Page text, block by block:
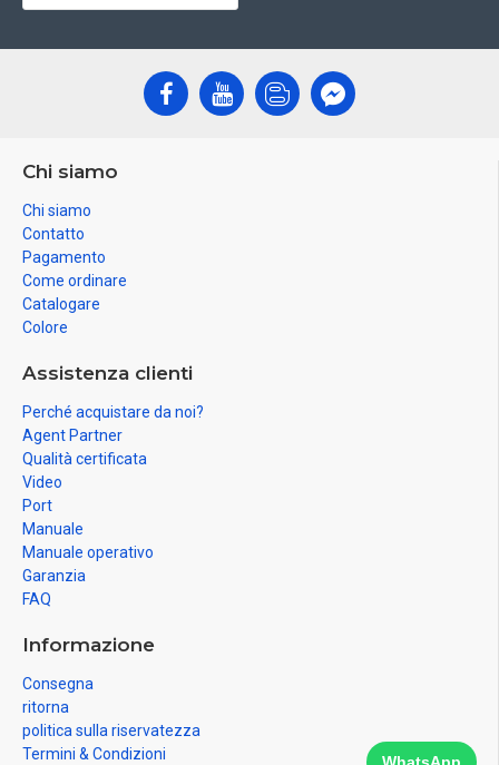
Chi siamo
Chi siamo
Contatto
Pagamento
Come ordinare
Catalogare
Colore
Assistenza clienti
Perché acquistare da noi?
Agent Partner
Qualità certificata
Video
Port
Manuale
Manuale operativo
Garanzia
FAQ
Informazione
Consegna
ritorna
politica sulla riservatezza
Termini & Condizioni